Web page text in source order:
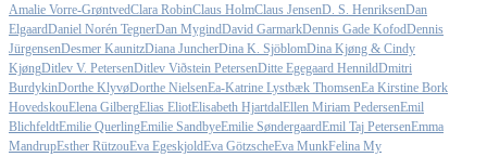
Amalie Vorre-GrøntvedClara RobinClaus HolmClaus JensenD. S. HenriksenDan
ElgaardDaniel Norén TegnerDan MygindDavid GarmarkDennis Gade KofodDennis
JürgensenDesmer KaunitzDiana JuncherDina K. SjöblomDina Kjøng & Cindy
KjøngDitlev V. PetersenDitlev Viðstein PetersenDitte Egegaard HennildDmitri
BurdykinDorthe KlyvøDorthe NielsenEa-Katrine Lystbæk ThomsenEa Kirstine Bork
HovedskouElena GilbergElias EliotElisabeth HjartdalEllen Miriam PedersenEmil
BlichfeldtEmilie QuerlingEmilie SandbyeEmilie SøndergaardEmil Taj PetersenEmma
MandrupEsther RützouEva EgeskjoldEva GötzscheEva MunkFelina My